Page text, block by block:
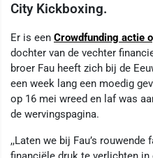
City Kickboxing.
Er is een Crowdfunding actie
dochter van de vechter
broer Fau heeft zich bij de
een week lang een moedig
op 16 mei wreed en laf was
de wervingspagina.
,,Laten we bij Fau’s